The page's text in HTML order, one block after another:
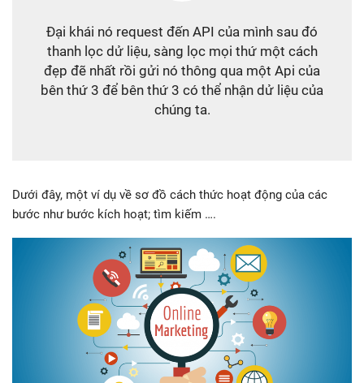
Đại khái nó request đến API của mình sau đó
thanh lọc dử liệu, sàng lọc mọi thứ một cách
đẹp đẽ nhất rồi gửi nó thông qua một Api của
bên thứ 3 để bên thứ 3 có thể nhận dử liệu của
chúng ta.
Dưới đây, một ví dụ về sơ đồ cách thức hoạt động của các
bước như bước kích hoạt; tìm kiếm ….